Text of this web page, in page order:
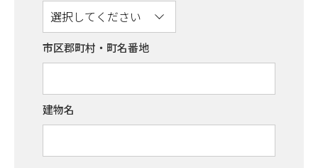
市区郡町村・町名番地
建物名